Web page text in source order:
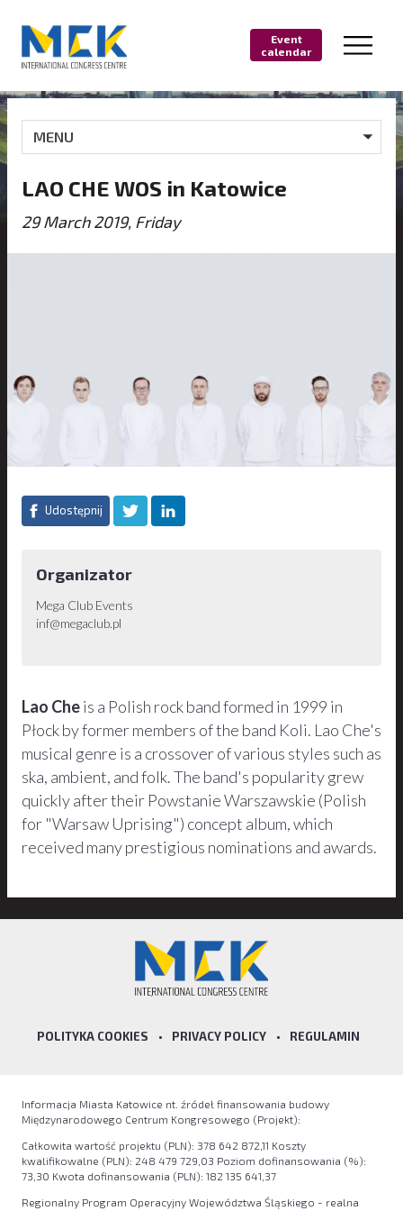
Event
calendar
MENU
LAO CHE WOS in Katowice
29 March 2019, Friday
Udostępnij
Organizator
Mega Club Events
inf@megaclub.pl
Lao Cheis a Polish rock band formed in 1999 in
Płock by former members of the band Koli. Lao Che's
musical genre is a crossover of various styles such as
ska, ambient, and folk. The band's popularity grew
quickly after their Powstanie Warszawskie (Polish
for "Warsaw Uprising") concept album, which
received many prestigious nominations and awards.
POLITYKA COOKIES • PRIVACY POLICY • REGULAMIN
Informacja Miasta Katowice nt. źródeł finansowania budowy
Międzynarodowego Centrum Kongresowego (Projekt):
Całkowita wartość projektu (PLN): 378 642 872,11 Koszty
kwalifikowalne (PLN): 248 479 729,03 Poziom dofinansowania (%):
73,30 Kwota dofinansowania (PLN): 182 135 641,37
Regionalny Program Operacyjny Województwa Śląskiego - realna